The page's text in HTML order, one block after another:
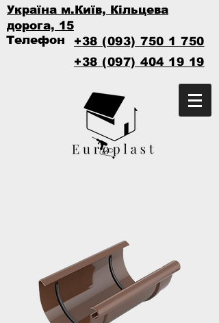
Телефон
Україна м.Київ, Кільцева
дорога, 15
+38 (093) 750 1 750
+38 (097) 404 19 19